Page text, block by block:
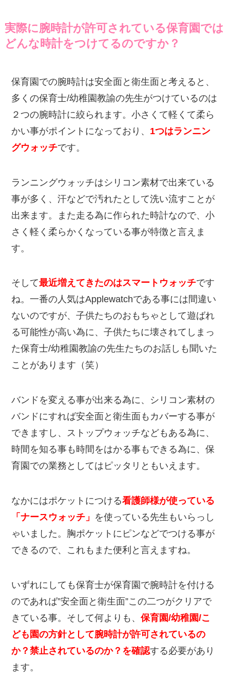
実際に腕時計が許可されている保育園では
どんな時計をつけてるのですか？
保育園での腕時計は安全面と衛生面と考えると、
多くの保育士/幼稚園教諭の先生がつけているのは
２つの腕時計に絞られます。小さくて軽くて柔ら
かい事がポイントになっており、 1つはランニン
グウォッチです。
ランニングウォッチはシリコン素材で出来ている
事が多く、汗などで汚れたとして洗い流すことが
出来ます。また走る為に作られた時計なので、小
さく軽く柔らかくなっている事が特徴と言えま
す。
そして最近増えてきたのはスマートウォッチです
ね。一番の人気はApplewatchである事には間違い
ないのですが、子供たちのおもちゃとして遊ばれ
る可能性が高い為に、子供たちに壊されてしまっ
た保育士/幼稚園教諭の先生たちのお話しも聞いた
ことがあります（笑）
バンドを変える事が出来る為に、シリコン素材の
バンドにすれば安全面と衛生面もカバーする事が
できますし、ストップウォッチなどもある為に、
時間を知る事も時間をはかる事もできる為に、保
育園での業務としてはピッタリともいえます。
なかにはポケットにつける看護師様が使っている
「ナースウォッチ」 を使っている先生もいらっし
ゃいました。胸ポケットにピンなどでつける事が
できるので、これもまた便利と言えますね。
いずれにしても保育士が保育園で腕時計を付ける
のであれば”安全面と衛生面”この二つがクリアで
きている事。そして何よりも、保育園/幼稚園/こ
ども園の方針として腕時計が許可されているの
か？禁止されているのか？を確認する必要があり
ます。